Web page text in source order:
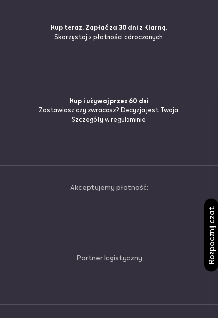
Kup teraz. Zapłać za 30 dni z Klarną.
Skorzystaj z płatności odroczonych.
Kup i używaj przez 60 dni
Zostawiasz czy zwracasz? Decyzja jest Twoja.
Szczegóły w regulaminie.
Akceptujemy płatność:
Partner logistyczny Rozpocznij czat